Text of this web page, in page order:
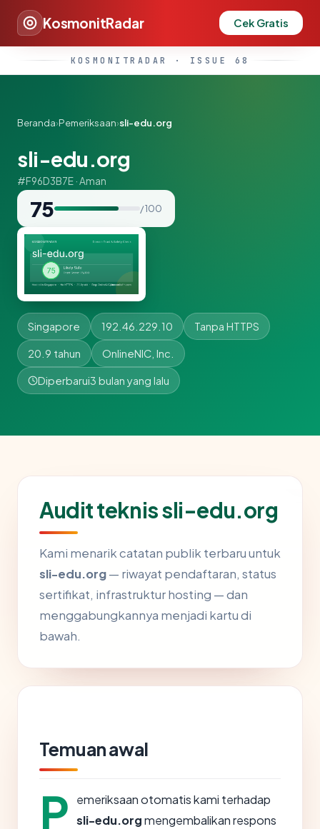
KosmonitRadar Cek Gratis
KOSMONITRADAR · ISSUE 68
Beranda›Pemeriksaan›sli-edu.org
sli-edu.org
#F96D3B7E · Aman
75 / 100
Singapore 192.46.229.10 Tanpa HTTPS
20.9 tahun OnlineNIC, Inc.
Diperbarui3 bulan yang lalu
Audit teknis sli-edu.org
Kami menarik catatan publik terbaru untuk
sli-edu.org— riwayat pendaftaran, status
sertifikat, infrastruktur hosting — dan
menggabungkannya menjadi kartu di
bawah.
Temuan awal
P
emeriksaan otomatis kami terhadap
sli-edu.orgmengembalikan respons